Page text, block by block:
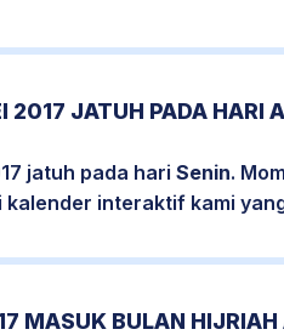
2017 JATUH PADA HARI
jatuh pada hari Senin.
kalender interaktif kami
MASUK BULAN HIJRIAH